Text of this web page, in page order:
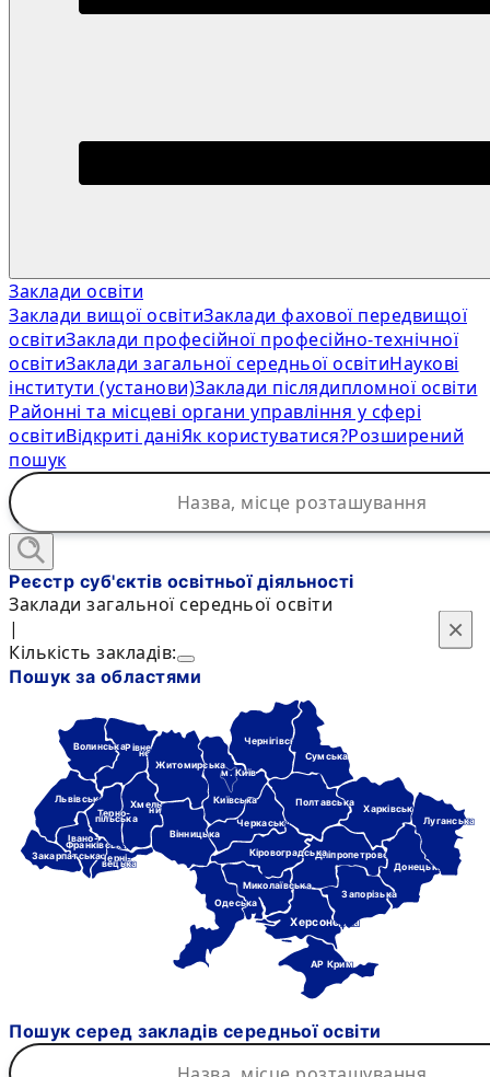
Заклади освіти
Заклади вищої освітиЗаклади фахової передвищої
освітиЗаклади професійної професійно-технічної
освітиЗаклади загальної середньої освітиНаукові
інститути (установи)Заклади післядипломної освіти
Районні та місцеві органи управління у сфері
освітиВідкриті даніЯк користуватися?Розширений
пошук
×
Реєстр суб'єктів освітньої діяльності
Заклади загальної середньої освіти
|
Кількість закладів:
Пошук за областями
Черкаська
Чернігівська
Черні-
вецька
Дніпропетровська
Донецька
Івано-
Франківська
Харківська
Херсонська
Хмель-
ницька
Кіровоградська
АР Крим
Київська
м. Київ
Луганська
Львівська
Миколаївська
Одеська
Полтавська
Рівне-
нська Сумська
Терно-
пільська
Вінницька
Волинська
Закарпатська
Запорізька
Житомирська
Пошук серед закладів середньої освіти
×